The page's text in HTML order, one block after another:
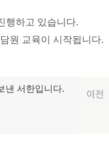
행하고 있습니다.
원 교육이 시작됩니다.
이전
낸 서한입니다.